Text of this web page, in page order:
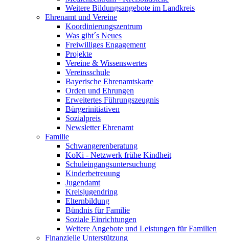
Weitere Bildungsangebote im Landkreis
Ehrenamt und Vereine
Koordinierungszentrum
Was gibt´s Neues
Freiwilliges Engagement
Projekte
Vereine & Wissenswertes
Vereinsschule
Bayerische Ehrenamtskarte
Orden und Ehrungen
Erweitertes Führungszeugnis
Bürgerinitiativen
Sozialpreis
Newsletter Ehrenamt
Familie
Schwangerenberatung
KoKi - Netzwerk frühe Kindheit
Schuleingangsuntersuchung
Kinderbetreuung
Jugendamt
Kreisjugendring
Elternbildung
Bündnis für Familie
Soziale Einrichtungen
Weitere Angebote und Leistungen für Familien
Finanzielle Unterstützung